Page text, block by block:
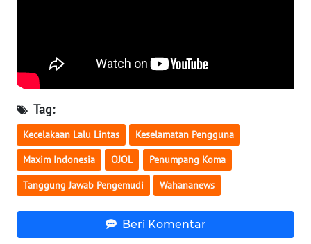
Tag:
Kecelakaan Lalu Lintas Keselamatan Pengguna
Maxim Indonesia OJOL Penumpang Koma
Tanggung Jawab Pengemudi Wahananews
Beri Komentar
WN
SULTENG
WN
SULBAR
WN